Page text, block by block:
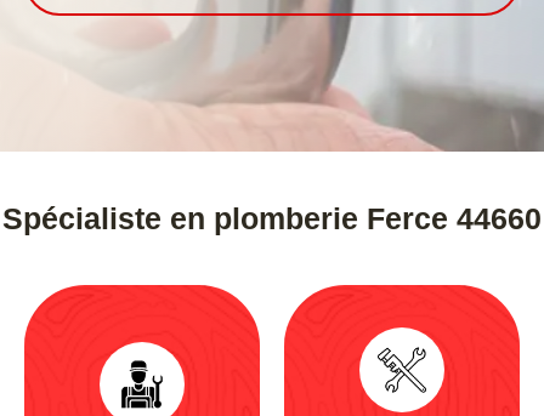
Spécialiste en plomberie Ferce 44660